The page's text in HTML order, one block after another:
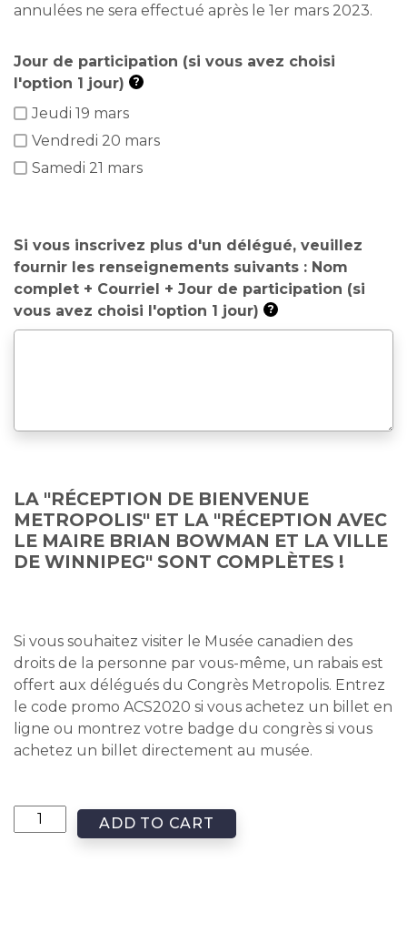
annulées ne sera effectué après le 1er mars 2023.
Jour de participation (si vous avez choisi
l'option 1 jour)
?
Jeudi 19 mars
Vendredi 20 mars
Samedi 21 mars
Si vous inscrivez plus d'un délégué, veuillez
fournir les renseignements suivants : Nom
complet + Courriel + Jour de participation (si
vous avez choisi l'option 1 jour)
?
LA "RÉCEPTION DE BIENVENUE
METROPOLIS" ET LA "RÉCEPTION AVEC
LE MAIRE BRIAN BOWMAN ET LA VILLE
DE WINNIPEG" SONT COMPLÈTES !
Si vous souhaitez visiter le Musée canadien des
droits de la personne par vous-même, un rabais est
offert aux délégués du Congrès Metropolis. Entrez
le code promo ACS2020 si vous achetez un billet en
ligne ou montrez votre badge du congrès si vous
achetez un billet directement au musée.
ADD TO CART